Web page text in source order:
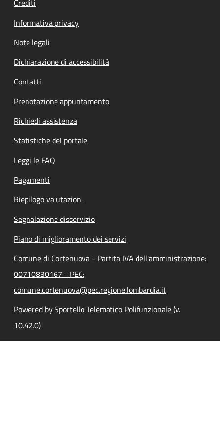
Crediti
Informativa privacy
Note legali
Dichiarazione di accessibilità
Contatti
Prenotazione appuntamento
Richiedi assistenza
Statistiche del portale
Leggi le FAQ
Pagamenti
Riepilogo valutazioni
Segnalazione disservizio
Piano di miglioramento dei servizi
Comune di Cortenuova - Partita IVA dell'amministrazione:
00710830167 - PEC:
comune.cortenuova@pec.regione.lombardia.it
Powered by Sportello Telematico Polifunzionale (v.
10.42.0)